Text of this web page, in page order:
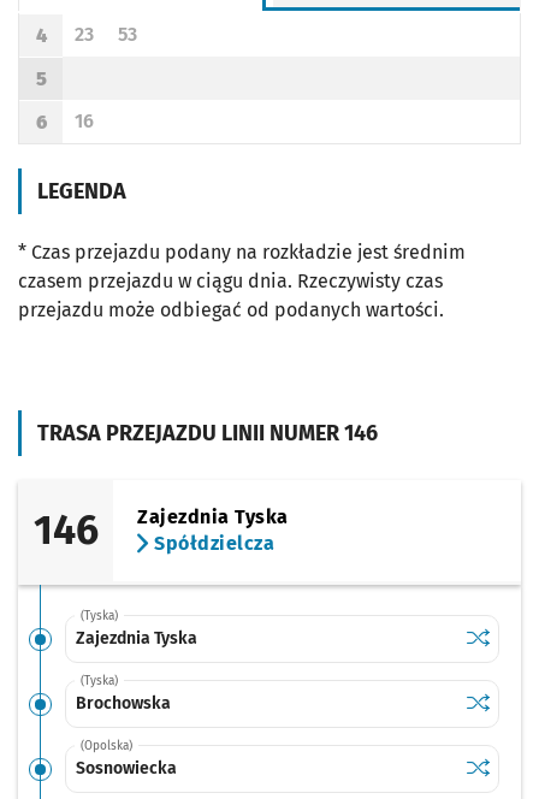
TRASA PRZEJAZDU LINII NUMER 146
146
Zajezdnia Tyska
Spółdzielcza
(Tyska)
Zajezdnia Tyska Sprawdź
(Tyska)
Brochowska Sprawdź
(Opolska)
Sosnowiecka Sprawdź
Rozkład jazdy -
Godzina odjazdu
4
Odjazd
23
minut po godzinie 4
Odjazd
53
minut po godzinie 4
Godzina odjazdu
5
Godzina odjazdu
6
Odjazd
16
minut po godzinie 6
LEGENDA
* Czas przejazdu podany na rozkładzie jest średnim
czasem przejazdu w ciągu dnia. Rzeczywisty czas
przejazdu może odbiegać od podanych wartości.